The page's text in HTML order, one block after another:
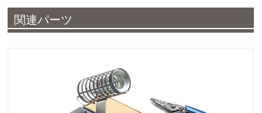
関連パーツ